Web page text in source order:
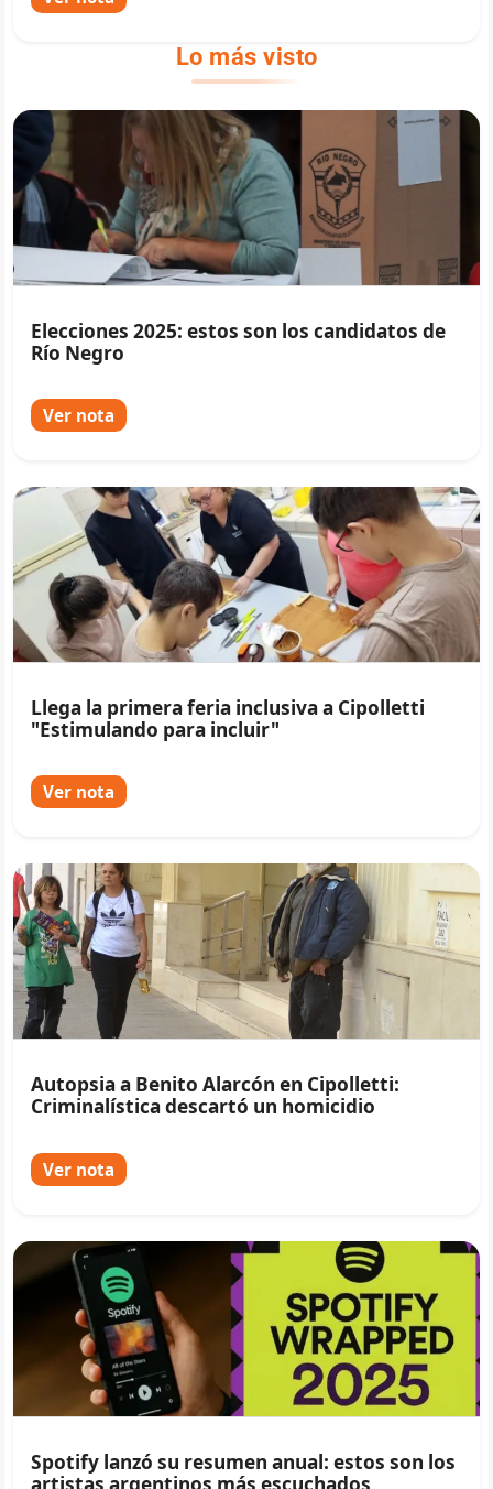
Lo más visto
Elecciones 2025: estos son los candidatos de
Río Negro
Ver nota
Llega la primera feria inclusiva a Cipolletti
"Estimulando para incluir"
Ver nota
Autopsia a Benito Alarcón en Cipolletti:
Criminalística descartó un homicidio
Ver nota
Spotify lanzó su resumen anual: estos son los
artistas argentinos más escuchados